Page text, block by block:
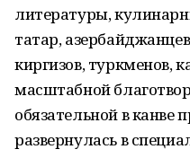
литературы,
татар,
киргизов, туркменов,
масштабной
обязательной в канве
развернулась в